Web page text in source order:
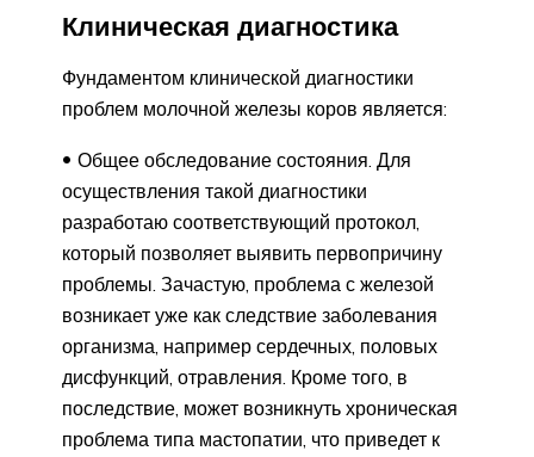
Клиническая диагностика
Фундаментом клинической диагностики
проблем молочной железы коров является:
Общее обследование состояния. Для
осуществления такой диагностики
разработаю соответствующий протокол,
который позволяет выявить первопричину
проблемы. Зачастую, проблема с железой
возникает уже как следствие заболевания
организма, например сердечных, половых
дисфункций, отравления. Кроме того, в
последствие, может возникнуть хроническая
проблема типа мастопатии, что приведет к